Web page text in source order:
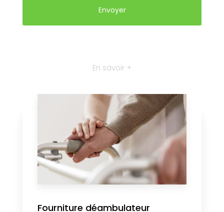
En savoir +
Fourniture déambulateur